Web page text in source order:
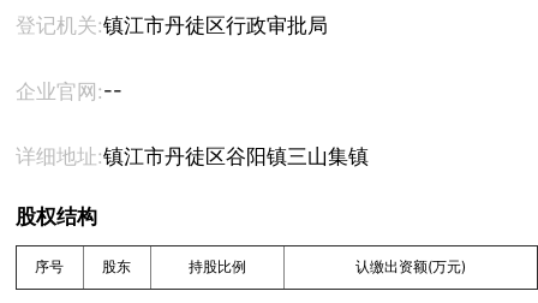
登记机关:镇江市丹徒区行政审批局
企业官网:--
详细地址:镇江市丹徒区谷阳镇三山集镇
股权结构
序号 股东 持股比例 认缴出资额(万元)